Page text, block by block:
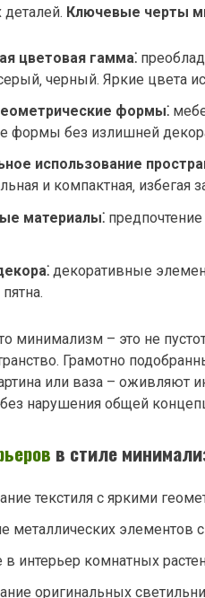
деталей. Ключевые черты
цветовая гамма⁚
черный. Яркие цвета
формы⁚
формы без излишней
использование
и компактная‚ избегая
материалы⁚ предпочтение
декоративные
минимализм – это не
Грамотно
или ваза – оживляют
нарушения общей
в стиле
текстиля с яркими
металлических элементов
интерьер комнатных
оригинальных